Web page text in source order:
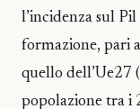
l’incidenza sul
formazione, pari
quello dell’Ue27
popolazione tra i